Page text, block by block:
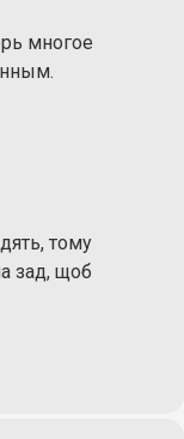
многое
тому
зад, щоб